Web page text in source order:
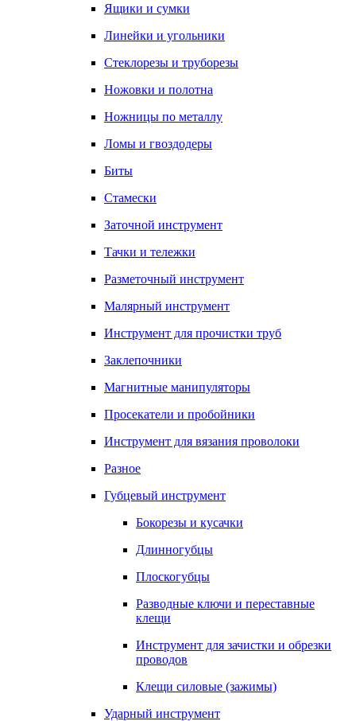
Ящики и сумки
Линейки и угольники
Стеклорезы и труборезы
Ножовки и полотна
Ножницы по металлу
Ломы и гвоздодеры
Биты
Стамески
Заточной инструмент
Тачки и тележки
Разметочный инструмент
Малярный инструмент
Инструмент для прочистки труб
Заклепочники
Магнитные манипуляторы
Просекатели и пробойники
Инструмент для вязания проволоки
Разное
Губцевый инструмент
Бокорезы и кусачки
Длинногубцы
Плоскогубцы
Разводные ключи и переставные
клещи
Инструмент для зачистки и обрезки
проводов
Клещи силовые (зажимы)
Ударный инструмент